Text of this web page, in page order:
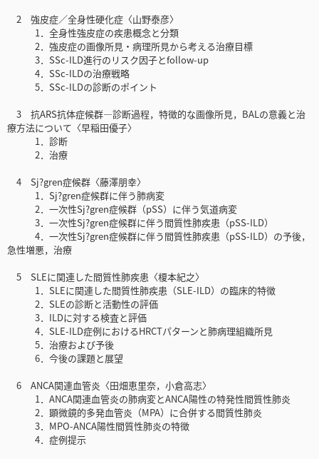
2 強皮症／全身性硬化症〈山野泰彦〉
1．全身性強皮症の疾患概念と分類
2．強皮症の画像所見・病理所見から考える治療目標
3．SSc-ILD進行のリスク因子とfollow-up
4．SSc-ILDの治療戦略
5．SSc-ILDの診断のポイント
3 抗ARS抗体症候群―診断過程，特徴的な画像所見，BALの意義と治
療方法について〈早稲田優子〉
1．診断
2．治療
4 Sj?gren症候群〈藤澤朋幸〉
1．Sj?gren症候群に伴う肺病変
2．一次性Sj?gren症候群（pSS）に伴う気道病変
3．一次性Sj?gren症候群に伴う間質性肺疾患（pSS-ILD）
4．一次性Sj?gren症候群に伴う間質性肺疾患（pSS-ILD）の予後，
急性増悪，治療
5 SLEに関連した間質性肺疾患〈榎本紀之〉
1．SLEに関連した間質性肺疾患（SLE-ILD）の臨床的特徴
2．SLEの診断と活動性の評価
3．ILDに対する検査と評価
4．SLE-ILD症例におけるHRCTパターンと肺病理組織所見
5．治療および予後
6．今後の課題と展望
6 ANCA関連血管炎〈田畑恵里奈，小倉高志〉
1．ANCA関連血管炎の肺病変とANCA陽性の特発性間質性肺炎
2．顕微鏡的多発血管炎（MPA）に合併する間質性肺炎
3．MPO-ANCA陽性間質性肺炎の特徴
4．症例提示